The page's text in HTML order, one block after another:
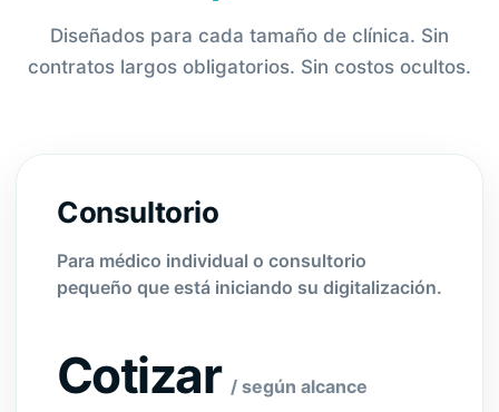
Diseñados para cada tamaño de clínica. Sin
contratos largos obligatorios. Sin costos ocultos.
Consultorio
Para médico individual o consultorio
pequeño que está iniciando su digitalización.
Cotizar / según alcance